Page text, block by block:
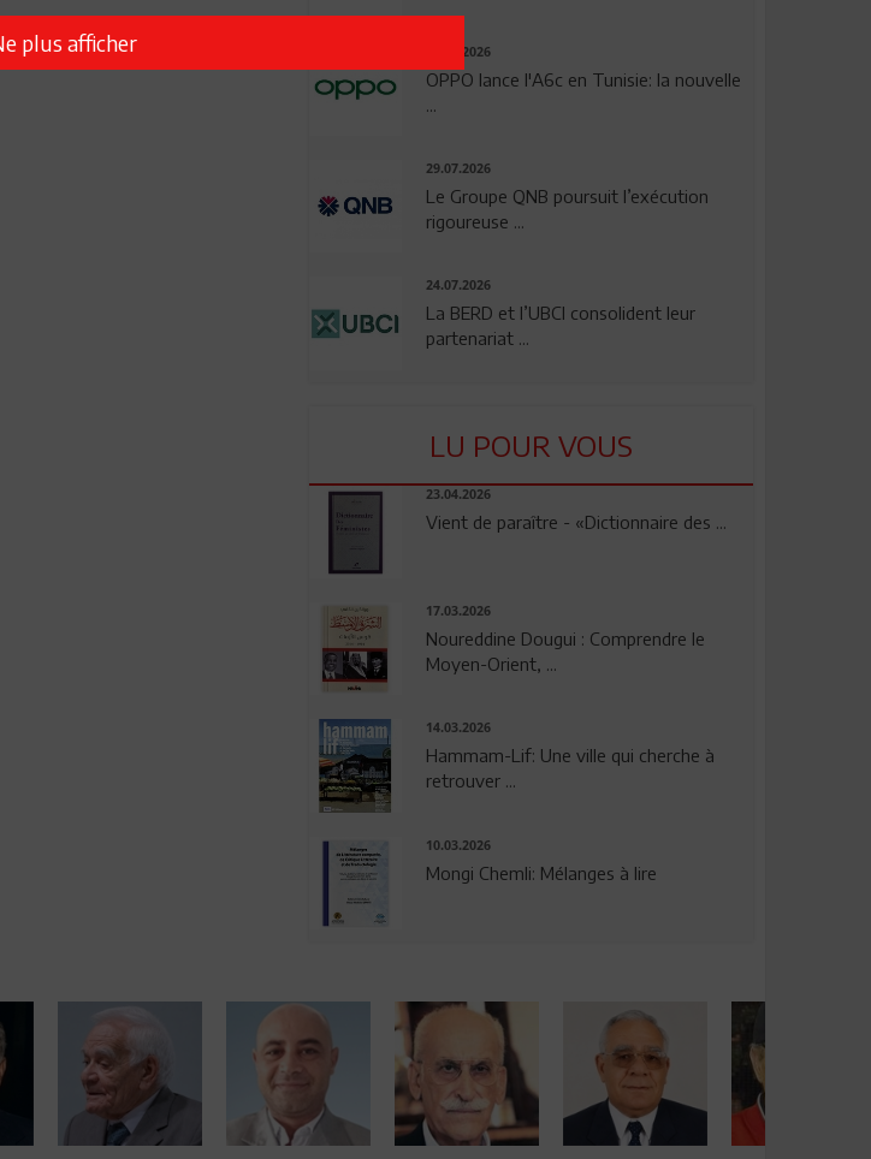
04.08.2026
OPPO lance l'A6c en Tunisie: la nouvelle
...
29.07.2026
Le Groupe QNB poursuit l’exécution
rigoureuse ...
24.07.2026
La BERD et l’UBCI consolident leur
partenariat ...
LU POUR VOUS
23.04.2026
Vient de paraître - «Dictionnaire des ...
17.03.2026
Noureddine Dougui : Comprendre le
Moyen-Orient, ...
14.03.2026
Hammam-Lif: Une ville qui cherche à
retrouver ...
10.03.2026
Mongi Chemli: Mélanges à lire
plus afficher